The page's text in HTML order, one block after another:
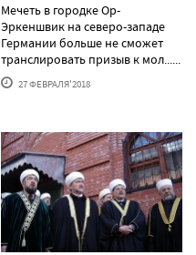
Мечеть в городке Ор-
Эркеншвик на северо-западе
Германии больше не сможет
транслировать призыв к мол......
27 ФЕВРАЛЯ'2018